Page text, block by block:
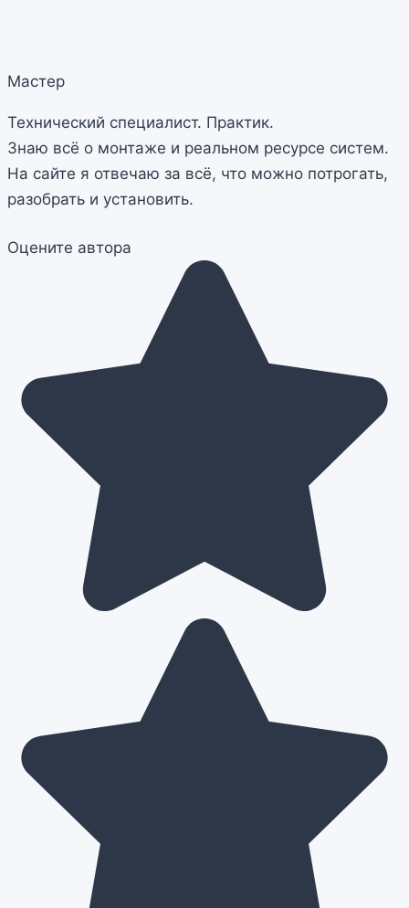
Мастер
Технический специалист. Практик.
Знаю всё о монтаже и реальном ресурсе систем.
На сайте я отвечаю за всё, что можно потрогать,
разобрать и установить.
Оцените автора